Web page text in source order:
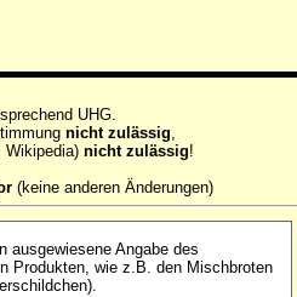
UHG.
nicht zulässig
Wikipedia)nicht zulässig!
(keine anderen Änderungen)
ausgewiesene Angabe des
Produkten, wie z.B. den Mischbroten